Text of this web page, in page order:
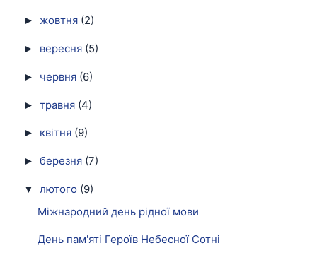
► жовтня (2)
► вересня (5)
► червня (6)
► травня (4)
► квітня (9)
► березня (7)
▼ лютого (9)
Міжнародний день рідної мови
День пам'яті Героїв Небесної Сотні